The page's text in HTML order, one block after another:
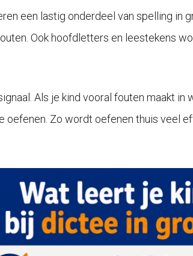
een lastig onderdeel van spelling in
Ook hoofdletters en leestekens
Als je kind vooral fouten maakt
oefenen. Zo wordt oefenen thuis veel